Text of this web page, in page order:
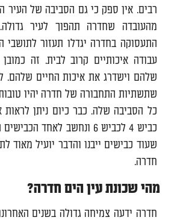
רבים. אין ספק כי גם הסביבה של העיר
מהעובדה שחדרה תהפוך לעיר
התעסוקה בחדרה יגדלו תעזור לתושבי
עבודה איכותיים קרוב לבית. זה
שלהם וישדרג את איכות החיים שלהם.
שתשתיות התחבורה של חדרה יהיו
כביש 4 לכביש 6 ונחשב לאחד
שעוד כבישים ייבנו והדבר יועיל מאוד
חדרה.
מהי שכונת עין הים חדרה?
חדרה ידעה צמיחה גדולה בשנים